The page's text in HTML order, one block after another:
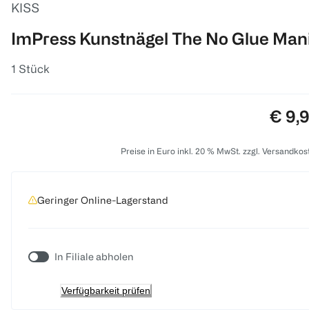
KISS
ImPress Kunstnägel The No Glue
1 Stück
€
Preise in Euro inkl. 20 % MwSt. zzgl.
Geringer Online-Lagerstand
In Filiale abholen
Verfügbarkeit prüfen